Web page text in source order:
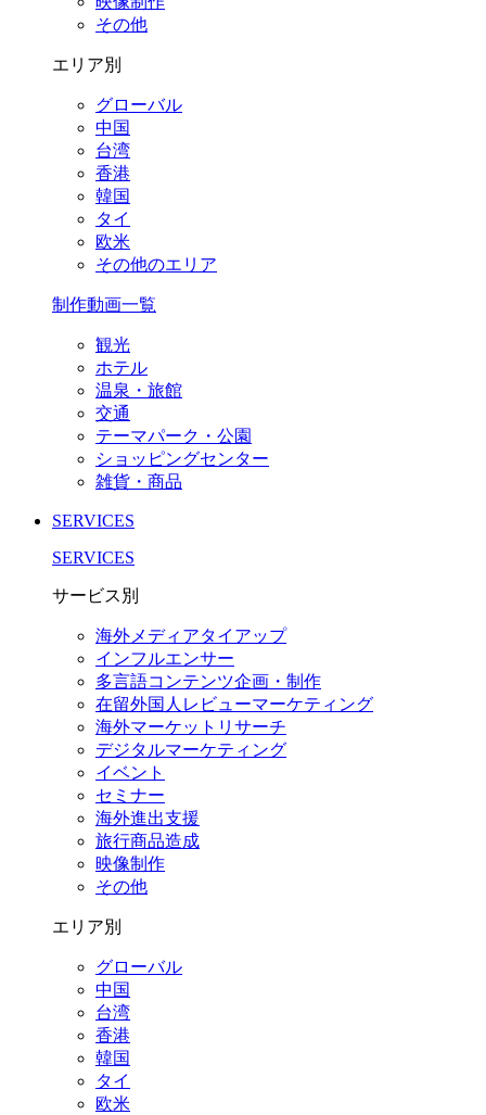
その他
エリア別
グローバル
中国
台湾
香港
韓国
タイ
欧米
その他のエリア
制作動画一覧
観光
ホテル
温泉・旅館
交通
テーマパーク・公園
ショッピングセンター
雑貨・商品
SERVICES
SERVICES
サービス別
海外メディアタイアップ
インフルエンサー
多言語コンテンツ企画・制作
在留外国⼈レビューマーケティング
海外マーケットリサーチ
デジタルマーケティング
イベント
セミナー
海外進出支援
旅行商品造成
映像制作
その他
エリア別
グローバル
中国
台湾
香港
韓国
タイ
欧米